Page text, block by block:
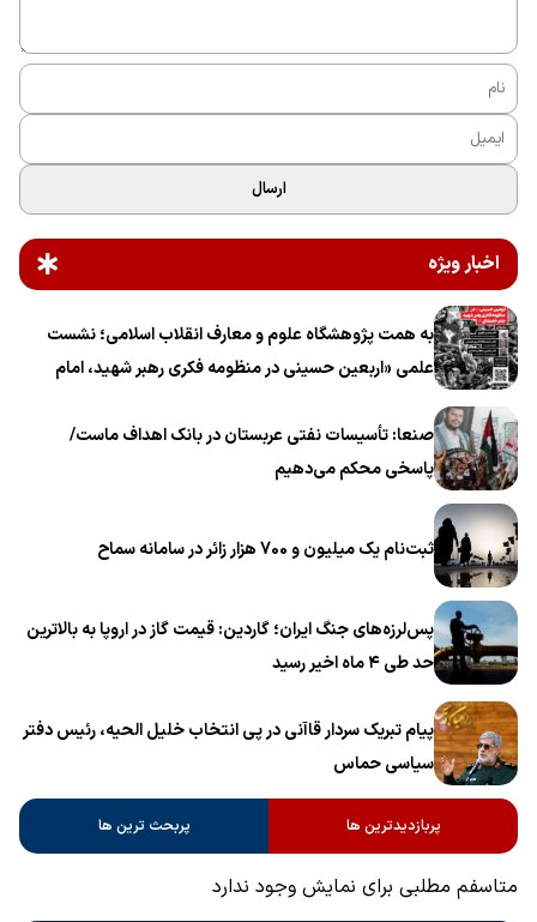
ارسال
اخبار ویژه
به همت پژوهشگاه علوم و معارف انقلاب اسلامی؛ نشست
علمی «اربعین حسینی در منظومه فکری رهبر شهید، امام
صنعا: تأسیسات نفتی عربستان در بانک اهداف ماست/
پاسخی محکم می‌دهیم
ثبت‌نام یک میلیون و 700 هزار زائر در سامانه سماح ‌
پس‌لرزه‌های جنگ ایران؛ گاردین: قیمت گاز در اروپا به بالاترین
حد طی ۴ ماه اخیر رسید
پیام تبریک سردار قاآنی در پی انتخاب خلیل الحیه، رئیس دفتر
سیاسی حماس
پربازدیدترین ها پربحث ترین ها
متاسفم مطلبی برای نمایش وجود ندارد